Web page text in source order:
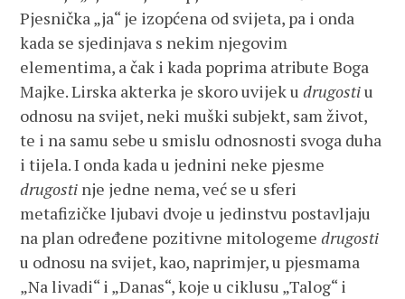
Pjesnička „ja“ je izopćena od svijeta, pa i onda
kada se sjedinjava s nekim njegovim
elementima, a čak i kada poprima atribute Boga
Majke. Lirska akterka je skoro uvijek udrugostiu
odnosu na svijet, neki muški subjekt, sam život,
te i na samu sebe u smislu odnosnosti svoga duha
i tijela. I onda kada u jednini neke pjesme
drugosti nje jedne nema, već se u sferi
metafizičke ljubavi dvoje u jedinstvu postavljaju
na plan određene pozitivne mitologemedrugosti
u odnosu na svijet, kao, naprimjer, u pjesmama
„Na livadi“ i „Danas“, koje u ciklusu „Talog“ i